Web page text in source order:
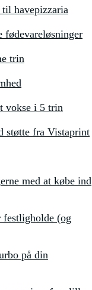
havepizzaria
trin
vokse i 5 trin
støtte fra Vistaprint
med at købe ind
festligholde (og
på din